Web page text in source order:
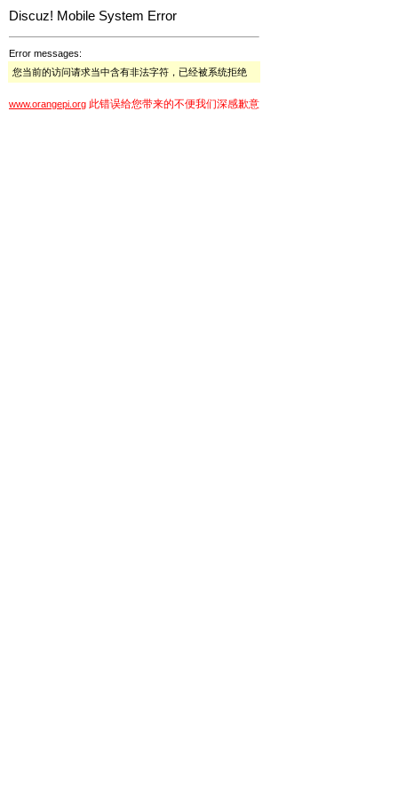
Discuz! Mobile System Error
Error messages:
您当前的访问请求当中含有非法字符，已经被系统拒绝
www.orangepi.org 此错误给您带来的不便我们深感歉意